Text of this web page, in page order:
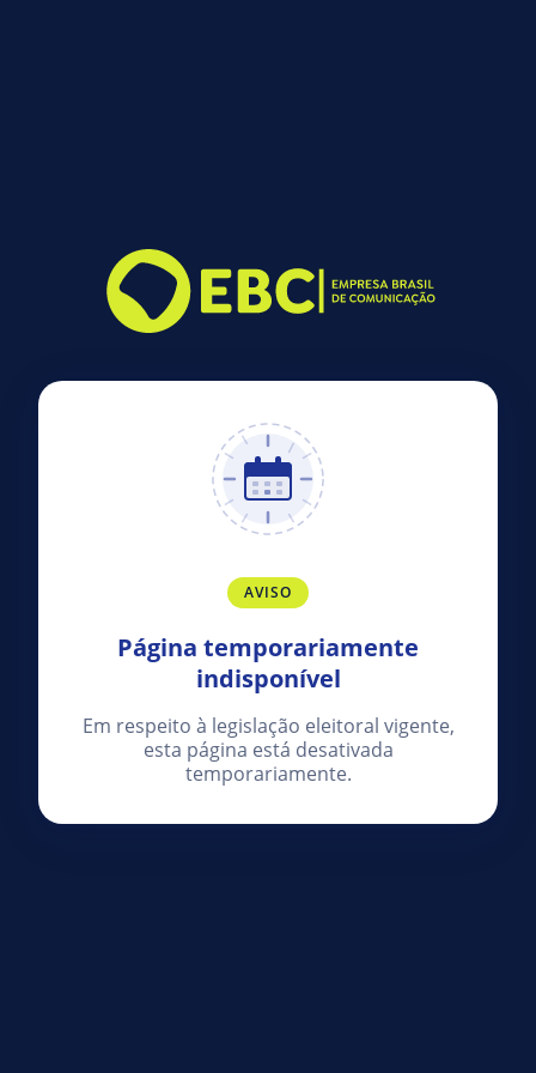
AVISO
Página temporariamente
indisponível
Em respeito à legislação eleitoral vigente,
esta página está desativada
temporariamente.